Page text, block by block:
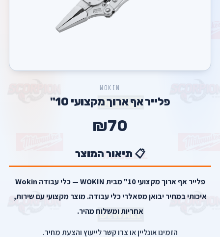
WOKIN
פלייר אף ארוך מקצועי 10"
₪70
📋 תיאור המוצר
פלייר אף ארוך מקצועי 10" מבית WOKIN — כלי עבודה Wokin
איכותי במחיר יבואן מסאלרי כלי עבודה. מוצר מקצועי עם שירות,
אחריות ומשלוח מהיר.
הזמינו אונליין או צרו קשר לייעוץ והצעת מחיר.